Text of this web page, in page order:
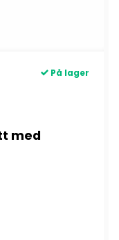
På lager
med